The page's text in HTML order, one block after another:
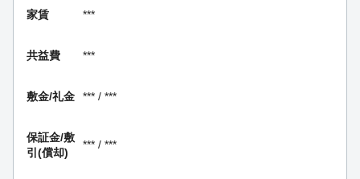
家賃 ***
共益費 ***
敷金/礼金 *** / ***
保証金/敷
引(償却)
*** / ***